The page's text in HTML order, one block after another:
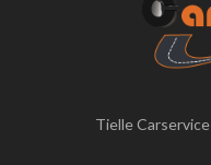
Tielle Carservice